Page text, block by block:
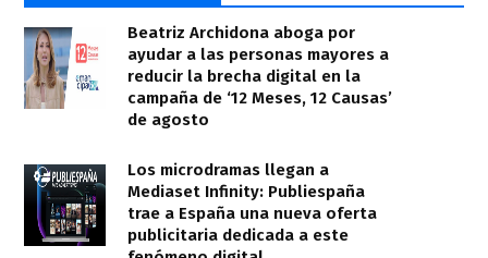
Beatriz Archidona aboga por
ayudar a las personas mayores a
reducir la brecha digital en la
campaña de ‘12 Meses, 12 Causas’
de agosto
Los microdramas llegan a
Mediaset Infinity: Publiespaña
trae a España una nueva oferta
publicitaria dedicada a este